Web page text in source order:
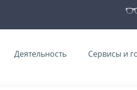
Деятельность Сервисы и